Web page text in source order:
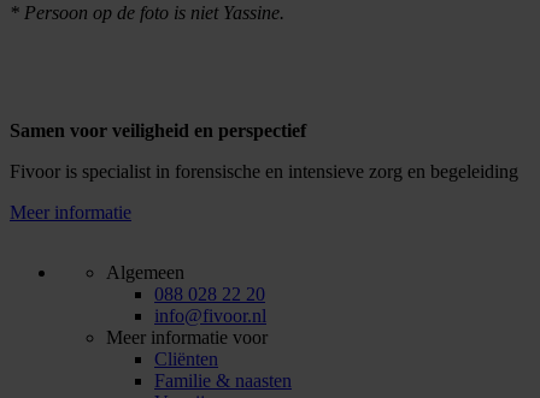
* Persoon op de foto is niet Yassine.
Samen voor veiligheid en perspectief
Fivoor is specialist in forensische en intensieve zorg en begeleiding
Meer informatie
Algemeen
088 028 22 20
info@fivoor.nl
Meer informatie voor
Cliënten
Familie & naasten